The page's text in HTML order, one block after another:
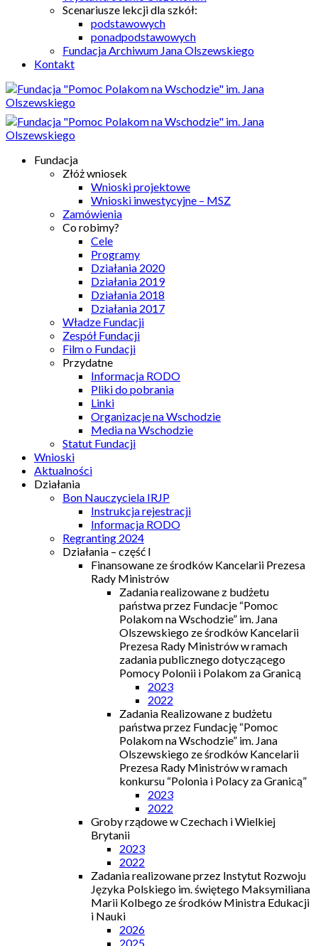
Scenariusze lekcji dla szkół:
podstawowych
ponadpodstawowych
Fundacja Archiwum Jana Olszewskiego
Kontakt
Fundacja
Złóż wniosek
Wnioski projektowe
Wnioski inwestycyjne – MSZ
Zamówienia
Co robimy?
Cele
Programy
Działania 2020
Działania 2019
Działania 2018
Działania 2017
Władze Fundacji
Zespół Fundacji
Film o Fundacji
Przydatne
Informacja RODO
Pliki do pobrania
Linki
Organizacje na Wschodzie
Media na Wschodzie
Statut Fundacji
Wnioski
Aktualności
Działania
Bon Nauczyciela IRJP
Instrukcja rejestracji
Informacja RODO
Regranting 2024
Działania – część I
Finansowane ze środków Kancelarii Prezesa
Rady Ministrów
Zadania realizowane z budżetu
państwa przez Fundacje “Pomoc
Polakom na Wschodzie” im. Jana
Olszewskiego ze środków Kancelarii
Prezesa Rady Ministrów w ramach
zadania publicznego dotyczącego
Pomocy Polonii i Polakom za Granicą
2023
2022
Zadania Realizowane z budżetu
państwa przez Fundację “Pomoc
Polakom na Wschodzie” im. Jana
Olszewskiego ze środków Kancelarii
Prezesa Rady Ministrów w ramach
konkursu “Polonia i Polacy za Granicą”
2023
2022
Groby rządowe w Czechach i Wielkiej
Brytanii
2023
2022
Zadania realizowane przez Instytut Rozwoju
Języka Polskiego im. świętego Maksymiliana
Marii Kolbego ze środków Ministra Edukacji
i Nauki
2026
2025